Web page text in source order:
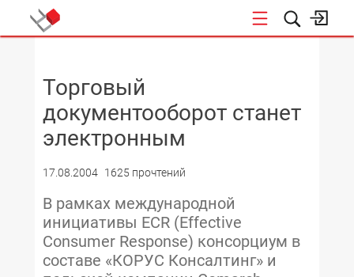
Торговый
документооборот станет
электронным
17.08.2004 1625 прочтений
В рамках международной
инициативы ECR (Effective
Consumer Response) консорциум в
составе «КОРУС Консалтинг» и